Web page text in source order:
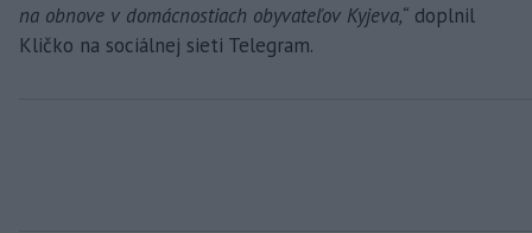
na obnove v domácnostiach obyvateľov Kyjeva,“ doplnil
Kličko na sociálnej sieti Telegram.